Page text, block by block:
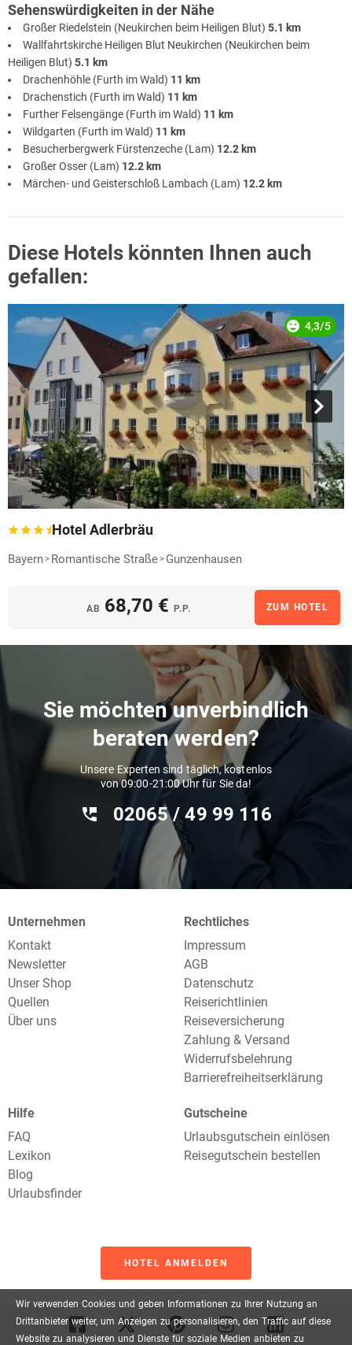
Wir verwenden Cookies und geben Informationen zu Ihrer Nutzung an
Drittanbieter weiter, um Anzeigen zu personalisieren, den Traffic auf diese
Website zu analysieren und Dienste für soziale Medien anbieten zu
Sehenswürdigkeiten in der Nähe
Großer Riedelstein (Neukirchen beim Heiligen Blut) 5.1 km
Wallfahrtskirche Heiligen Blut Neukirchen (Neukirchen beim
Heiligen Blut) 5.1 km
Drachenhöhle (Furth im Wald) 11 km
Drachenstich (Furth im Wald) 11 km
Further Felsengänge (Furth im Wald) 11 km
Wildgarten (Furth im Wald) 11 km
Besucherbergwerk Fürstenzeche (Lam) 12.2 km
Großer Osser (Lam) 12.2 km
Märchen- und Geisterschloß Lambach (Lam) 12.2 km
Diese Hotels könnten Ihnen auch
gefallen:
4,3/5
Hotel Adlerbräu
Bayern Romantische Straße Gunzenhausen
AB 68,70 € P.P. ZUM HOTEL
Sie möchten unverbindlich
beraten werden?
Unsere Experten sind täglich, kostenlos
von 09:00-21:00 Uhr für Sie da!
02065 / 49 ‌99 116
Unternehmen
Kontakt
Newsletter
Unser Shop
Quellen
Über uns
Rechtliches
Impressum
AGB
Datenschutz
Reiserichtlinien
Reiseversicherung
Zahlung & Versand
Widerrufsbelehrung
Barrierefreiheitserklärung
Hilfe
FAQ
Lexikon
Blog
Urlaubsfinder
Gutscheine
Urlaubsgutschein einlösen
Reisegutschein bestellen
HOTEL ANMELDEN